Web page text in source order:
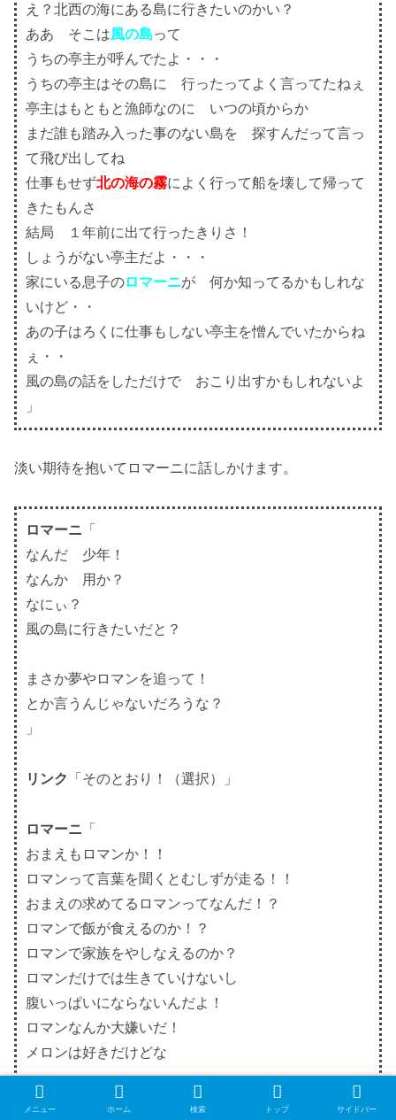
え？北西の海にある島に行きたいのかい？
ああ そこは風の島って
うちの亭主が呼んでたよ・・・
うちの亭主はその島に 行ったってよく言ってたねぇ
亭主はもともと漁師なのに いつの頃からか
まだ誰も踏み入った事のない島を 探すんだって言っ
て飛び出してね
仕事もせず北の海の霧によく行って船を壊して帰って
きたもんさ
結局 １年前に出て行ったきりさ！
しょうがない亭主だよ・・・
家にいる息子のロマーニが 何か知ってるかもしれな
いけど・・
あの子はろくに仕事もしない亭主を憎んでいたからね
ぇ・・
風の島の話をしただけで おこり出すかもしれないよ
」
淡い期待を抱いてロマーニに話しかけます。
ロマーニ 「
なんだ 少年！
なんか 用か？
なにぃ？
風の島に行きたいだと？
まさか夢やロマンを追って！
とか言うんじゃないだろうな？
」
リンク 「そのとおり！（選択）」
ロマーニ 「
おまえもロマンか！！
ロマンって言葉を聞くとむしずが走る！！
おまえの求めてるロマンってなんだ！？
ロマンで飯が食えるのか！？
ロマンで家族をやしなえるのか？
ロマンだけでは生きていけないし
腹いっぱいにならないんだよ！
ロマンなんか大嫌いだ！
メロンは好きだけどな
とにかく 俺の前で風の島のことは口に出すな！
メニュー ホーム 検索 トップ サイドバー